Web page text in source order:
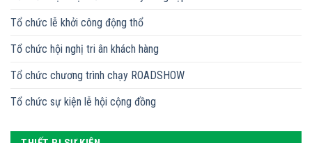
Tổ chức lễ khởi công động thổ
Tổ chức hội nghị tri ân khách hàng
Tổ chức chương trình chạy ROADSHOW
Tổ chức sự kiện lễ hội cộng đồng